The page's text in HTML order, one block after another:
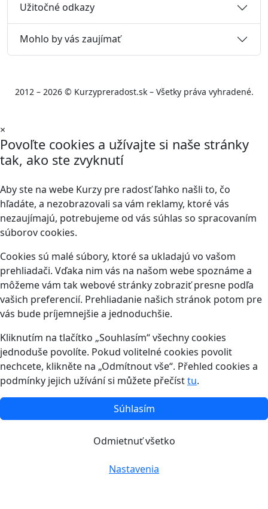
Užitočné odkazy
Mohlo by vás zaujímať
2012 – 2026 © Kurzypreradost.sk – Všetky práva vyhradené.
×
Povoľte cookies a užívajte si naše stránky
tak, ako ste zvyknutí
Aby ste na webe Kurzy pre radosť ľahko našli to, čo
hľadáte, a nezobrazovali sa vám reklamy, ktoré vás
nezaujímajú, potrebujeme od vás súhlas so spracovaním
súborov cookies.
Cookies sú malé súbory, ktoré sa ukladajú vo vašom
prehliadači. Vďaka nim vás na našom webe spoznáme a
môžeme vám tak webové stránky zobraziť presne podľa
vašich preferencií. Prehliadanie našich stránok potom pre
vás bude príjemnejšie a jednoduchšie.
Kliknutím na tlačítko „Souhlasím“ všechny cookies
jednoduše povolíte. Pokud volitelné cookies povolit
nechcete, klikněte na „Odmítnout vše“. Přehled cookies a
podmínky jejich užívání si můžete přečísttu.
Súhlasím
Odmietnuť všetko
Nastavenia